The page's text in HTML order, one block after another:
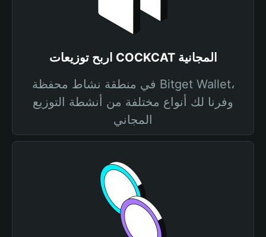
اربح توزيعات COCKCAT المجانية
في منطقة نشاط محفظة Bitget Wallet،
وفرنا لك أنواع مختلفة من أنشطة التوزيع
المجاني